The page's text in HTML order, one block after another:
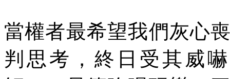
當權者最希望我們灰心
判思考，終日受其威